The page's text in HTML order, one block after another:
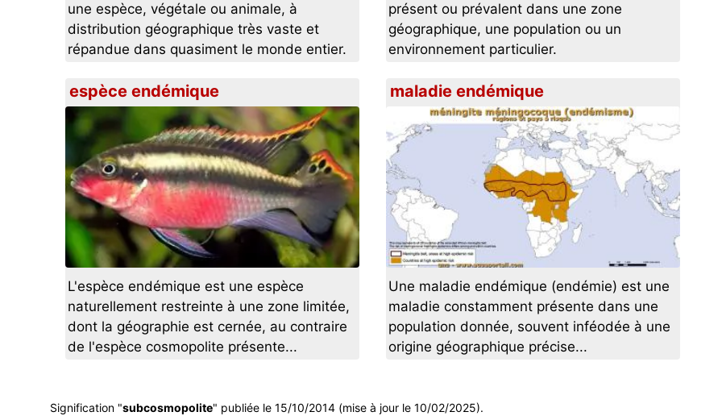
une espèce, végétale ou animale, à
distribution géographique très vaste et
répandue dans quasiment le monde entier.
présent ou prévalent dans une zone
géographique, une population ou un
environnement particulier.
espèce endémique
L'espèce endémique est une espèce
naturellement restreinte à une zone limitée,
dont la géographie est cernée, au contraire
de l'espèce cosmopolite présente...
maladie endémique
Une maladie endémique (endémie) est une
maladie constamment présente dans une
population donnée, souvent inféodée à une
origine géographique précise...
Signification "subcosmopolite" publiée le 15/10/2014 (mise à jour le 10/02/2025).